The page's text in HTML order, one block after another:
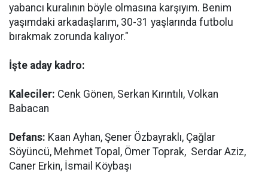
yabancı kuralının böyle olmasına karşıyım. Benim
yaşımdaki arkadaşlarım, 30-31 yaşlarında futbolu
bırakmak zorunda kalıyor."
İşte aday kadro:
Kaleciler: Cenk Gönen, Serkan Kırıntılı, Volkan
Babacan
Defans: Kaan Ayhan, Şener Özbayraklı, Çağlar
Söyüncü, Mehmet Topal, Ömer Toprak, Serdar Aziz,
Caner Erkin, İsmail Köybaşı